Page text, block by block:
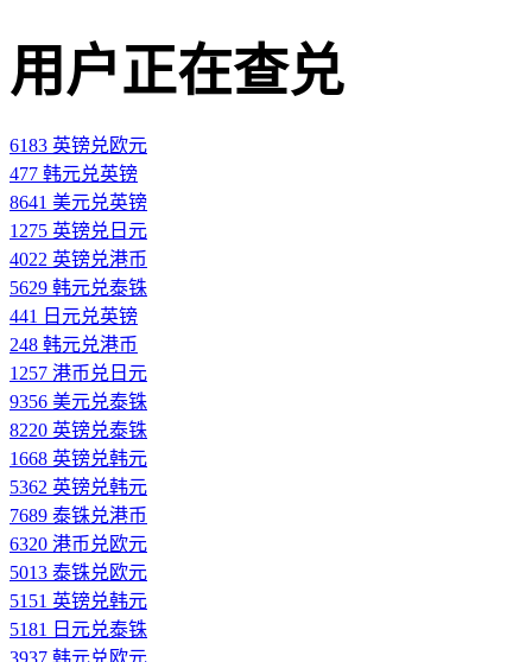
用户正在查兑
6183 英镑兑欧元
477 韩元兑英镑
8641 美元兑英镑
1275 英镑兑日元
4022 英镑兑港币
5629 韩元兑泰铢
441 日元兑英镑
248 韩元兑港币
1257 港币兑日元
9356 美元兑泰铢
8220 英镑兑泰铢
1668 英镑兑韩元
5362 英镑兑韩元
7689 泰铢兑港币
6320 港币兑欧元
5013 泰铢兑欧元
5151 英镑兑韩元
5181 日元兑泰铢